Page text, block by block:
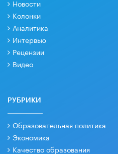
Новости
Колонки
Аналитика
Интервью
Рецензии
Видео
РУБРИКИ
Образовательная политика
Экономика
Качество образования